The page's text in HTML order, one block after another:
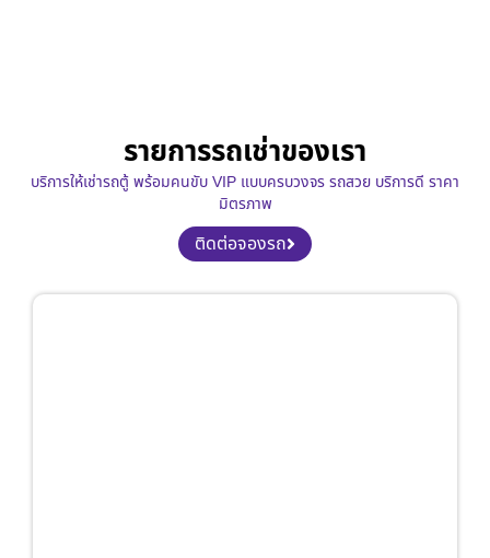
รายการรถเช่าของเรา
บริการให้เช่ารถตู้ พร้อมคนขับ VIP แบบครบวงจร รถสวย บริการดี ราคา
มิตรภาพ
ติดต่อจองรถ